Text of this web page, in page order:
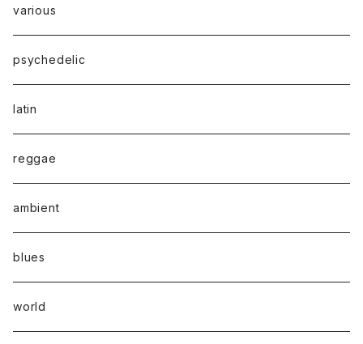
various
psychedelic
latin
reggae
ambient
blues
world